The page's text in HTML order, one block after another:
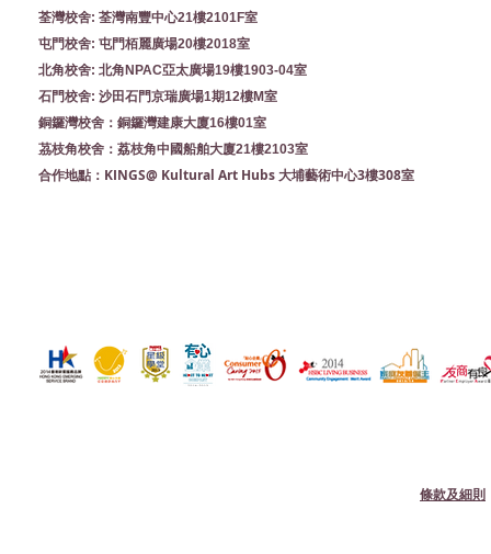
荃灣校舍: 荃灣南豐中心21樓2101F室
屯門校舍: 屯門栢麗廣場20樓2018室
北角校舍: 北角NPAC亞太廣場19樓1903-04室
石門校舍: 沙田石門京瑞廣場1期12樓M室
銅鑼灣校舍：銅鑼灣建康大廈16樓01室
茘枝角校舍：荔枝角中國船舶大廈21樓2103室
合作地點： KINGS@ Kultural Art Hubs 大埔藝術中心3樓308室
條款及細則